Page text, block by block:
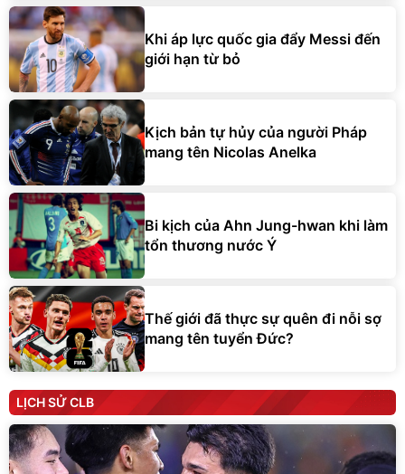
Khi áp lực quốc gia đẩy Messi đến
giới hạn từ bỏ
Kịch bản tự hủy của người Pháp
mang tên Nicolas Anelka
Bi kịch của Ahn Jung-hwan khi làm
tổn thương nước Ý
Thế giới đã thực sự quên đi nỗi sợ
mang tên tuyển Đức?
LỊCH SỬ CLB